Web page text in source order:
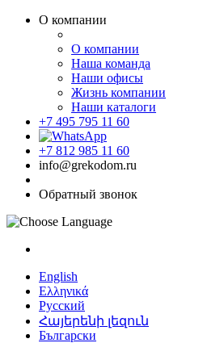
О компании
О компании
Наша команда
Наши офисы
Жизнь компании
Наши каталоги
+7 495 795 11 60
+7 812 985 11 60
info@grekodom.ru
Обратный звонок
English
Ελληνικά
Русский
Հայերենի լեզուն
Български